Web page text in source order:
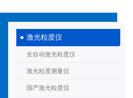
激光粒度仪
全自动激光粒度仪
激光粒度测量仪
国产激光粒度仪